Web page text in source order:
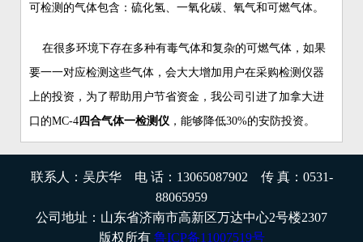
可检测的气体包含：硫化氢、一氧化碳、氧气和可燃气体。
在很多环境下存在多种有毒气体和复杂的可燃气体，如果
要一一对应检测这些气体，会大大增加用户在采购检测仪器
上的投资，为了帮助用户节省资金，我公司引进了加拿大进
口的MC-4 四合气体一检测仪 ，能够降低30%的安防投资。
联系人：吴庆华 电 话：13065087902 传 真：0531-
88065959
公司地址：山东省济南市高新区万达中心2号楼2307
版权所有 鲁ICP备11007519号